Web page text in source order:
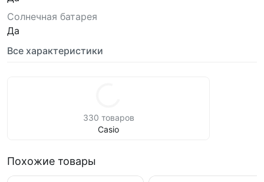
Солнечная батарея
Да
Все характеристики
330 товаров
Casio
Похожие товары